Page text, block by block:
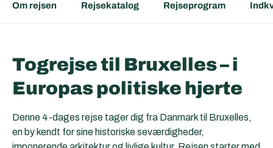
Om rejsen Rejsekatalog Rejseprogram
Togrejse til Bruxelles – i
Europas politiske hjerte
Denne 4-dages rejse tager dig fra Danmark til Bruxelles,
en by kendt for sine historiske seværdigheder,